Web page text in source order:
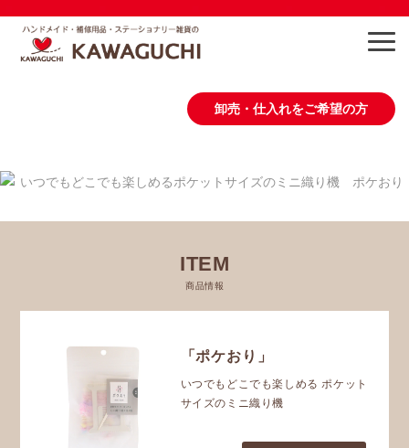
卸売・仕入れをご希望の方
会社概要
お問い合わせ
ITEM
商品情報
「ポケおり」
いつでもどこでも楽しめる ポケット
サイズのミニ織り機